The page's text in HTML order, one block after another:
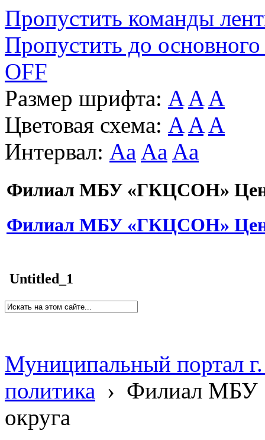
Пропустить команды
Пропустить до основного
OFF
Размер шрифта: A A A
Цветовая схема: A A A
Интервал: Aa Aa Aa
Филиал МБУ «ГКЦСОН»
Филиал МБУ «ГКЦСОН»
Untitled_1
Муниципальный портал
политика › Филиал МБУ
округа